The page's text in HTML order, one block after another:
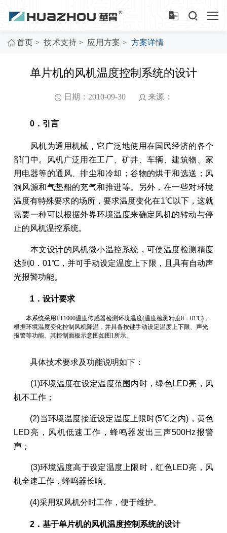
首页 > 技术支持 > 应用方案 > 方案详情
单片机的风机温度控制系统的设计
日期：2010-09-30 来源：
0．引言
风机为通用机械，它广泛地使用在国民经济的各个
部门中。风机广泛用在工厂、矿井、车辆、建筑物、家
用电器等的通风、排尘和冷却；谷物的烘干和选送；风
洞风源和气垫船的充气和推进等。另外，在一些对环境
温度有特殊要求的场所，要求温度变化在1℃以下，这就
需要一种可以根据外界环境温度来确定风机的转动与停
止的风机温控系统。
本文设计的风机微小温控系统，可使温度检测精度
达到0．01℃，并可手动设定温度上下限，且具有自动声
光报警功能。
1．设计要求
本系统采用PT1000温度传感器检测环境温度(温度检测精度0．01℃)，
根据环境温度变化控制风机降温，并具备按键手动设定温度上下限、声光
报警等功能。其控制面板示意图如图1所示。
具体技术要求及功能说明如下：
(1)环境温度在设定温度范围内时，绿色LED亮，风
机不工作；
(2)当环境温度接近设定温度上限时(5℃之内)，黄色
LED亮，风机低速工作，蜂鸣器发出三声500Hz报警
声；
(3)环境温度高于设定温度上限时，红色LED亮，风
机全速工作，蜂呜器长响。
(4)采用双风机分时工作，便于维护。
2．基于单片机的风机温度控制系统的设计